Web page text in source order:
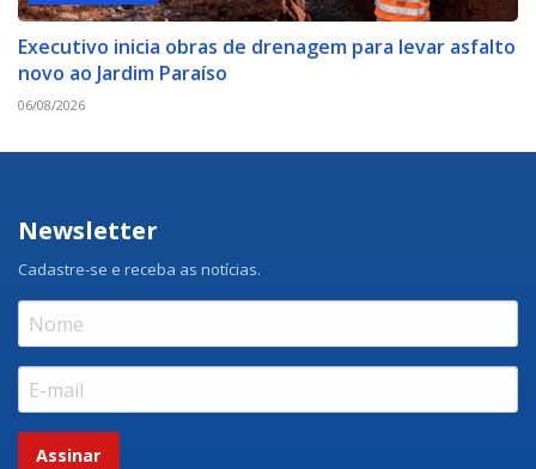
Executivo inicia obras de drenagem para levar asfalto
novo ao Jardim Paraíso
06/08/2026
Newsletter
Cadastre-se e receba as notícias.
Assinar